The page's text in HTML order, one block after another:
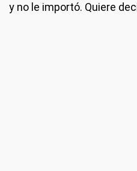
y no le importó. Quiere